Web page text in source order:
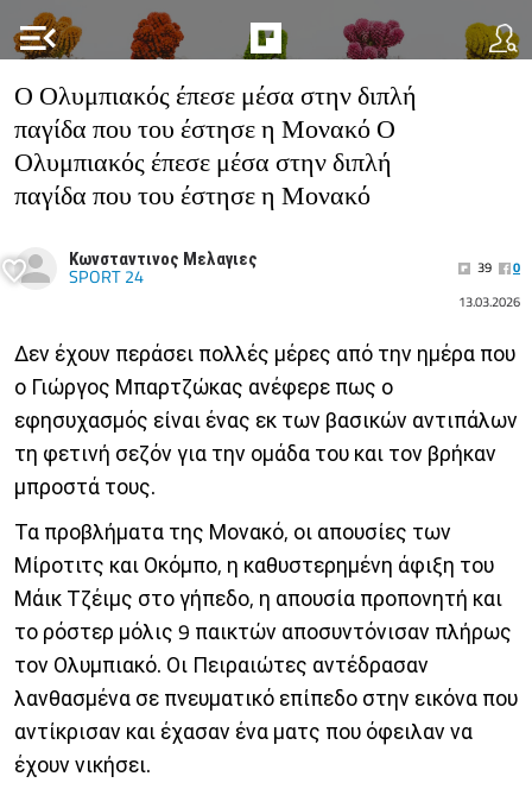
menu_open
Ο Ολυμπιακός έπεσε μέσα στην διπλή
παγίδα που του έστησε η Μονακό Ο
Ολυμπιακός έπεσε μέσα στην διπλή
παγίδα που του έστησε η Μονακό
Κωνσταντινος Μελαγιες
SPORT 24 39
0
13.03.2026
Δεν έχουν περάσει πολλές μέρες από την ημέρα που
ο Γιώργος Μπαρτζώκας ανέφερε πως ο
εφησυχασμός είναι ένας εκ των βασικών αντιπάλων
τη φετινή σεζόν για την ομάδα του και τον βρήκαν
μπροστά τους.
Τα προβλήματα της Μονακό, οι απουσίες των
Μίροτιτς και Οκόμπο, η καθυστερημένη άφιξη του
Μάικ Τζέιμς στο γήπεδο, η απουσία προπονητή και
το ρόστερ μόλις 9 παικτών αποσυντόνισαν πλήρως
τον Ολυμπιακό. Οι Πειραιώτες αντέδρασαν
λανθασμένα σε πνευματικό επίπεδο στην εικόνα που
αντίκρισαν και έχασαν ένα ματς που όφειλαν να
έχουν νικήσει.